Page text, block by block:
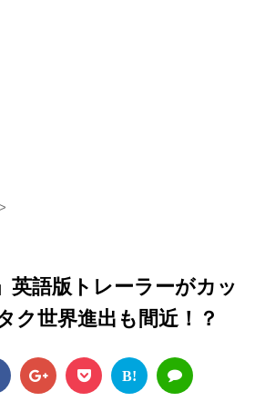
>
英語版トレーラーがカッ
ク世界進出も間近！？
B!